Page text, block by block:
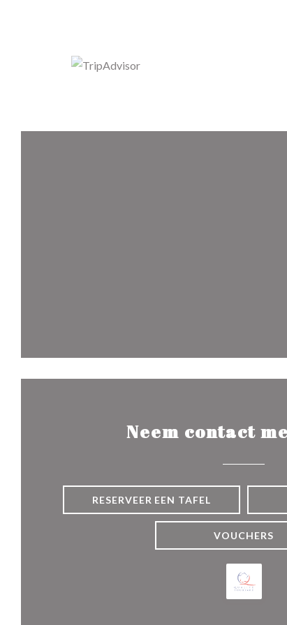
Neem contact
RESERVEER EEN TAFEL
VOUCHERS